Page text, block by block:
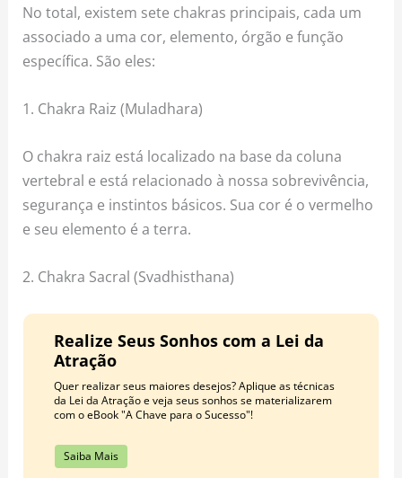
No total, existem sete chakras principais, cada um
associado a uma cor, elemento, órgão e função
específica. São eles:
1. Chakra Raiz (Muladhara)
O chakra raiz está localizado na base da coluna
vertebral e está relacionado à nossa sobrevivência,
segurança e instintos básicos. Sua cor é o vermelho
e seu elemento é a terra.
2. Chakra Sacral (Svadhisthana)
Realize Seus Sonhos com a Lei da
Atração
Quer realizar seus maiores desejos? Aplique as técnicas
da Lei da Atração e veja seus sonhos se materializarem
com o eBook "A Chave para o Sucesso"!
Saiba Mais